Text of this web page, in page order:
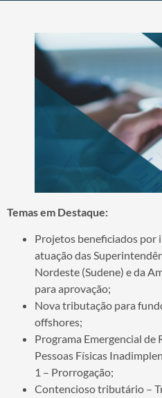
Temas em Destaque:
Projetos beneficiados por
atuação das
Nordeste (Sudene) e da
para aprovação;
Nova tributação para
offshores;
Programa Emergencial de
Pessoas Físicas
1 – Prorrogação;
Contencioso tributário –